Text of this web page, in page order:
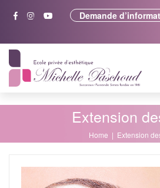
Demande
Extension
Home Extension